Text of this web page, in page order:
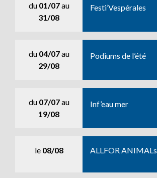
du 01/07au
31/08
Festi’Vespérales
du 04/07au
29/08
Podiums de l’été
du 07/07au
19/08
Inf’eau mer
le 08/08 ALLFOR ANIMALs